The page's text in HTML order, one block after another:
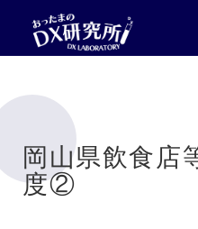
岡山県飲食店
度②